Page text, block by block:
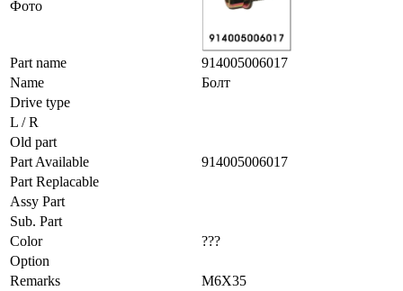
Фото
Part name
914005006017
Name
Болт
Drive type
L / R
Old part
Part Available
914005006017
Part Replacable
Assy Part
Sub. Part
Color
???
Option
Remarks
M6X35